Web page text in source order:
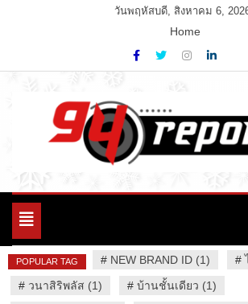
วันพฤหัสบดี, สิงหาคม 6,
Home
94 Report.com
Variety News
Toggle
POPULAR TAG # NEW BRAND ID (1) #
# วนาสิริพลัส (1) # บ้านชั้นเดียว (1)